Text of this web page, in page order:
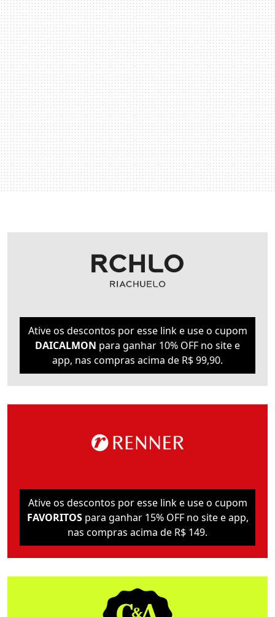
Ative os descontos por esse link e use o cupom
DAICALMON para ganhar 10% OFF no site e
app, nas compras acima de R$ 99,90.
Ative os descontos por esse link e use o cupom
FAVORITOSpara ganhar 15% OFF no site e app,
nas compras acima de R$ 149.